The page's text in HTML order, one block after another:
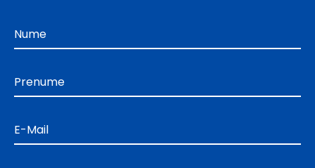
Nume
Prenume
E-Mail